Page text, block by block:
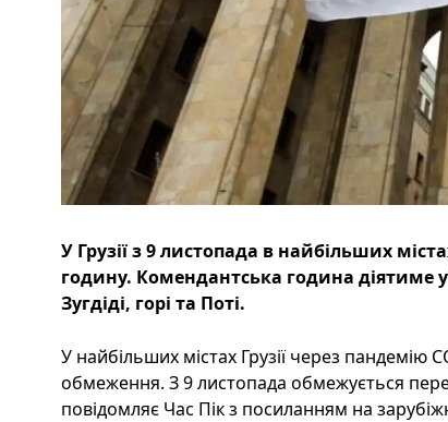
У Грузії з 9 листопада в найбільших
годину. Комендантська година діятиме у
Зугдіді, горі та Поті.
У найбільших містах Грузії через пандемію
обмеження. З 9 листопада обмежується
повідомляє Час Пік з посиланням на